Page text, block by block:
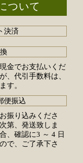
ついて
決済
金でお支払いくだ
、代引手数料は、
す。
便振込
振り込みくださ
第、発送致しま
、確認に3 ～ 4 日
で、ご了承下さ